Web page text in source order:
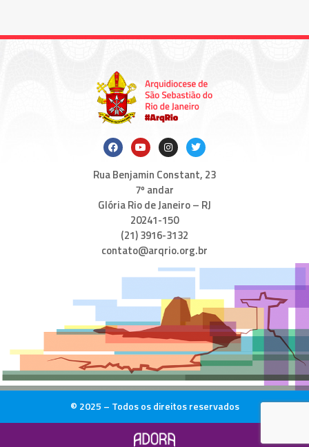
Rua Benjamin Constant, 23
7º andar
Glória Rio de Janeiro – RJ
20241-150
(21) 3916-3132
contato@arqrio.org.br
© 2025 – Todos os direitos reservados